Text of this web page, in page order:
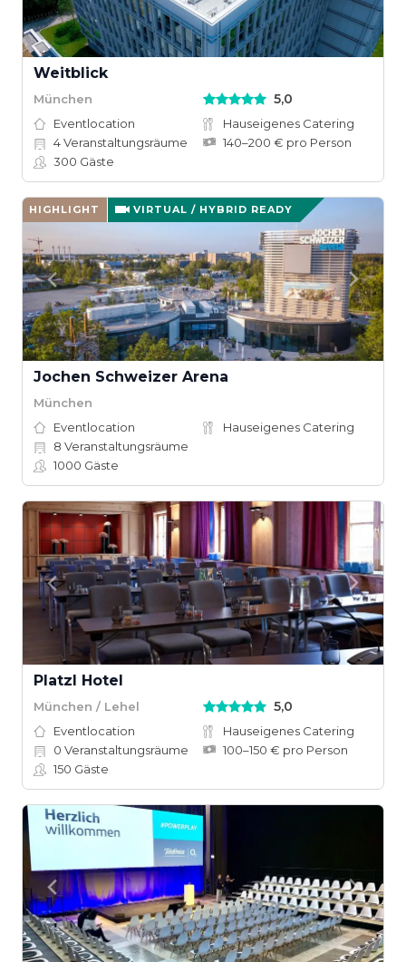
Weitblick
München 5,0
Eventlocation
Hauseigenes Catering
4Veranstaltungsräume
140–200 € pro Person
300 Gäste
HIGHLIGHT VIRTUAL / HYBRID READY
Jochen Schweizer Arena
München
Eventlocation
Hauseigenes Catering
8 Veranstaltungsräume
1000 Gäste
Platzl Hotel
München / Lehel 5,0
Eventlocation
Hauseigenes Catering
0 Veranstaltungsräume
100–150 € pro Person
150 Gäste